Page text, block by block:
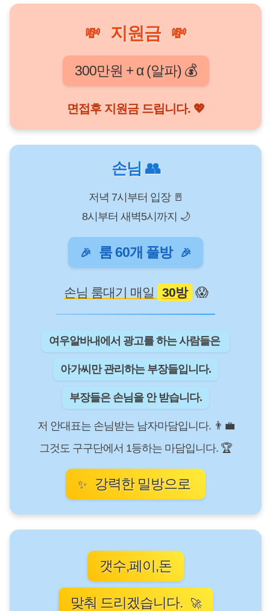
💸 지원금 💸
300만원 + α (알파) 💰
면접후 지원금 드립니다. 💖
손님 👥
저녁 7시부터 입장 🚪
8시부터 새벽5시까지 🌙
🎉 룸 60개 풀방 🎉
손님 룸대기 매일 30방 😱
여우알바내에서 광고를 하는 사람들은
아가씨만 관리하는 부장들입니다.
부장들은 손님을 안 받습니다.
저 안대표는 손님받는 남자마담입니다. 👨‍💼
그것도 구구단에서 1등하는 마담입니다. 🏆
✨ 강력한 밀방으로
갯수,페이,돈
맞춰 드리겠습니다. 🚀